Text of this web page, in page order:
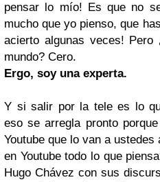
pensar lo mío! Es que no
mucho que yo pienso, que
acierto algunas veces! Pero
mundo? Cero.
Ergo, soy una experta.
Y si salir por la tele es lo
eso se arregla pronto
Youtube que lo van a
en Youtube todo lo que
Hugo Chávez con sus